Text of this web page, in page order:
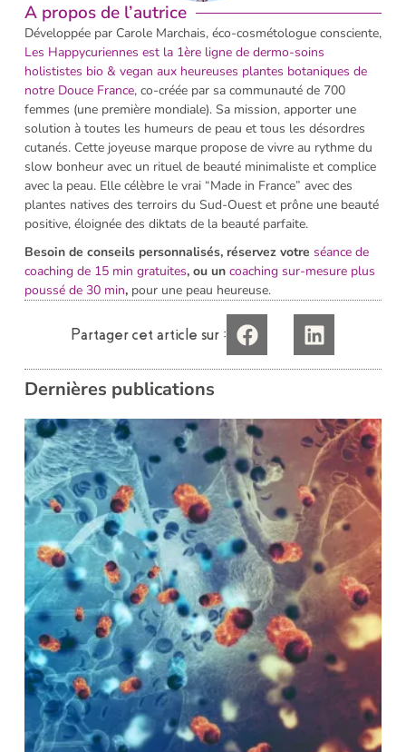
A propos de l’autrice
Développée par Carole Marchais, éco-cosmétologue consciente,
Les Happycuriennes est la 1ère ligne de dermo-soins
holististes bio & vegan aux heureuses plantes botaniques de
notre Douce France,co-créée par sa communauté de 700
femmes (une première mondiale). Sa mission, apporter une
solution à toutes les humeurs de peau et tous les désordres
cutanés. Cette joyeuse marque propose de vivre au rythme du
slow bonheur avec un rituel de beauté minimaliste et complice
avec la peau. Elle célèbre le vrai “Made in France” avec des
plantes natives des terroirs du Sud-Ouest et prône une beauté
positive, éloignée des diktats de la beauté parfaite.
Besoin de conseils personnalisés, réservez votre séance de
coaching de 15 min gratuites, ou un coaching sur-mesure plus
poussé de 30 min, pour une peau heureuse.
Partager cet article sur :
Dernières publications